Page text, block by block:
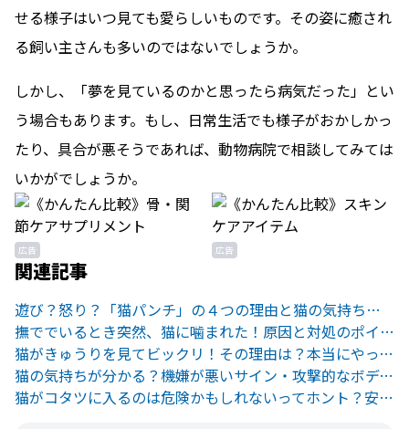
せる様子はいつ見ても愛らしいものです。その姿に癒され
る飼い主さんも多いのではないでしょうか。
しかし、「夢を見ているのかと思ったら病気だった」とい
う場合もあります。もし、日常生活でも様子がおかしかっ
たり、具合が悪そうであれば、動物病院で相談してみては
いかがでしょうか。
広告 広告
関連記事
遊び？怒り？「猫パンチ」の４つの理由と猫の気持ちの見分け方
撫ででいるとき突然、猫に噛まれた！原因と対処のポイント２つ
猫がきゅうりを見てビックリ！その理由は？本当にやっていいの?
猫の気持ちが分かる？機嫌が悪いサイン・攻撃的なボディランゲージ
猫がコタツに入るのは危険かもしれないってホント？安全な使い方とは。